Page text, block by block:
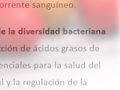
sanguíneo.
la diversidad bacteriana
de ácidos grasos de
para la salud del
y la regulación de la